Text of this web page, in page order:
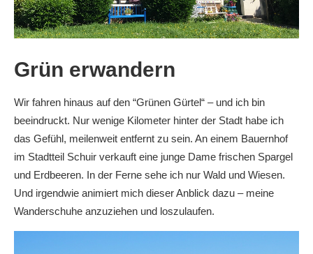
Grün erwandern
Wir fahren hinaus auf den “Grünen Gürtel“ – und ich bin
beeindruckt. Nur wenige Kilometer hinter der Stadt habe ich
das Gefühl, meilenweit entfernt zu sein. An einem Bauernhof
im Stadtteil Schuir verkauft eine junge Dame frischen Spargel
und Erdbeeren. In der Ferne sehe ich nur Wald und Wiesen.
Und irgendwie animiert mich dieser Anblick dazu – meine
Wanderschuhe anzuziehen und loszulaufen.